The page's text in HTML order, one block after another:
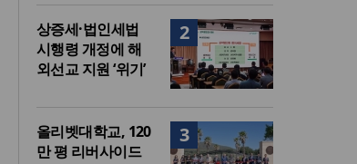
2
상증세·법인세법
시행령 개정에 해
외선교 지원 ‘위기’
3
올리벳대학교, 120
만 평 리버사이드